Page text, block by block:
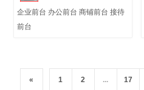
企业前台 办公前台 商铺前台 接待
前台
« 1 2 ... 17